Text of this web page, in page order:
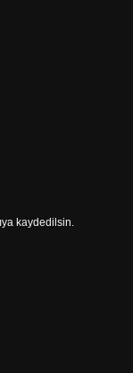
kaydedilsin.